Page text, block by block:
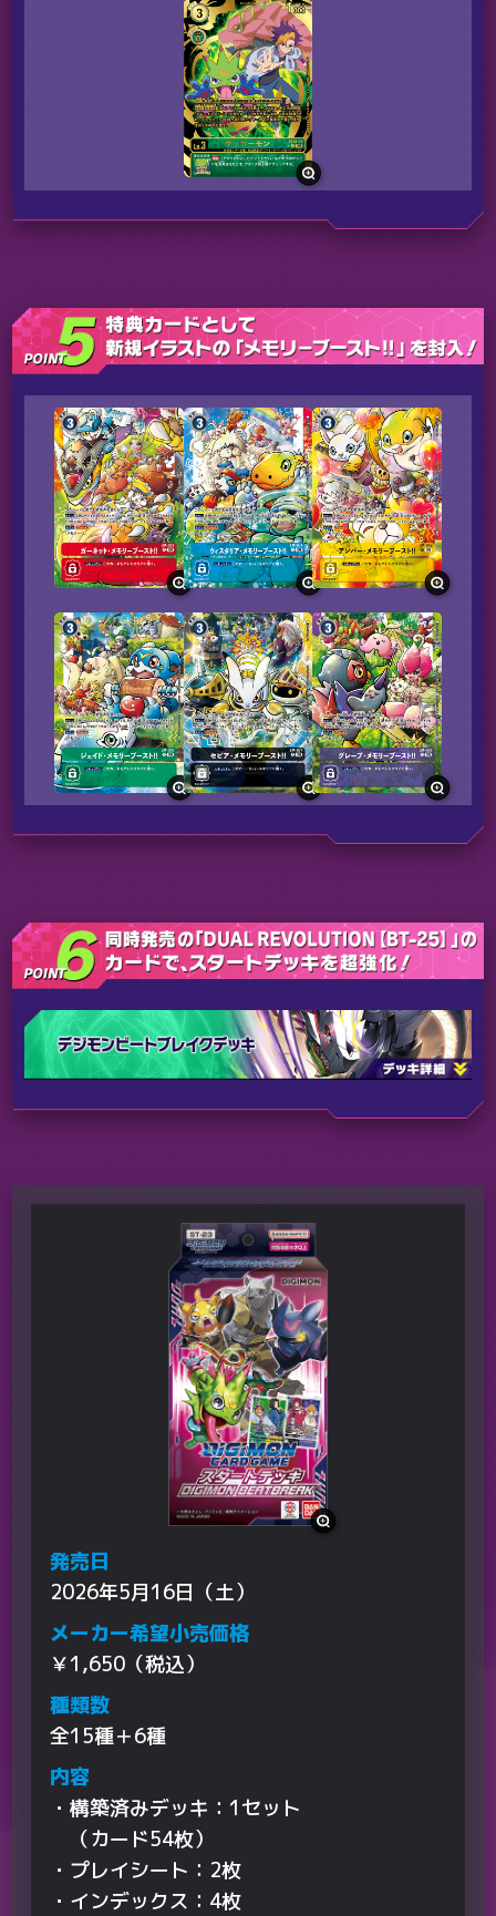
発売日
2026年5月16日（土）
メーカー希望小売価格
￥1,650（税込）
種類数
全15種＋6種
内容
・構築済みデッキ：1セット
（カード54枚）
・プレイシート：2枚
・インデックス：4枚